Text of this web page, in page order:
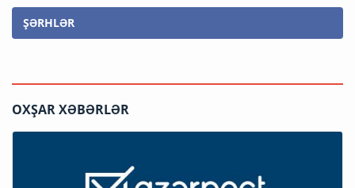
ŞƏRHLƏR
OXŞAR XƏBƏRLƏR